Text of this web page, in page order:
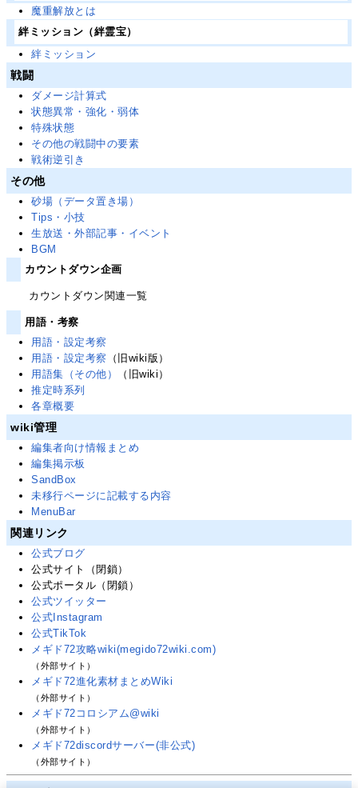
魔重解放とは
絆ミッション（絆霊宝）
絆ミッション
戦闘
ダメージ計算式
状態異常・強化・弱体
特殊状態
その他の戦闘中の要素
戦術逆引き
その他
砂場（データ置き場）
Tips・小技
生放送・外部記事・イベント
BGM
カウントダウン企画
カウントダウン関連一覧
用語・考察
用語・設定考察
用語・設定考察
（旧wiki版）
用語集（その他）
（旧wiki）
推定時系列
各章概要
wiki管理
編集者向け情報まとめ
編集掲示板
SandBox
未移行ページに記載する内容
MenuBar
関連リンク
公式ブログ
公式サイト（閉鎖）
公式ポータル（閉鎖）
公式ツイッター
公式Instagram
公式TikTok
メギド72攻略wiki(megido72wiki.com)
（外部サイト）
メギド72進化素材まとめWiki
（外部サイト）
メギド72コロシアム@wiki
（外部サイト）
メギド72discordサーバー(非公式)
（外部サイト）